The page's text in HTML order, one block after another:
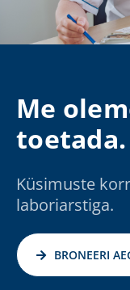
Me
toetada.
Küsimuste
laboriarstiga.
BRONEERI